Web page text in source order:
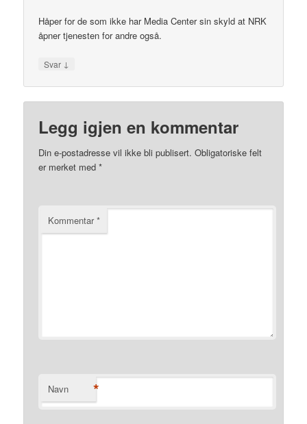
Håper for de som ikke har Media Center sin skyld at NRK
åpner tjenesten for andre også.
Svar ↓
Legg igjen en kommentar
Din e-postadresse vil ikke bli publisert. Obligatoriske felt
er merket med*
Kommentar*
Navn *